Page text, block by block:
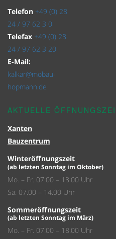
Telefon +49 (0) 28
24 / 97 62 3 0
Telefax +49 (0) 28
24 / 97 62 3 20
E-Mail:
kalkar@mobau-
hopmann.de
AKTUELLE
Xanten
Bauzentrum
Winteröffnungszeit
(ab letzten Sonntag im Oktober)
Mo. – Fr. 07.00 – 18.00 Uhr
Sa. 07.00 – 14.00 Uhr
Sommeröffnungszeit
(ab letzten Sonntag im März)
Mo. – Fr. 07.00 – 18.00 Uhr